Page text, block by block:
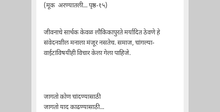
(मूक अरण्यातली... पृष्ठ-१५)
जीवनाचे सार्थक केवळ लौकिकापुरते मर्यादित ठेवणे हे
संवेदनशील मनाला मंजूर नसतेच. समाज, चांगल्या-
वाईटांविषयीही विचार केला गेला पाहिजे.
जागतो कोण चांदण्यासाठी
जागतो याद काढण्यासाठी...